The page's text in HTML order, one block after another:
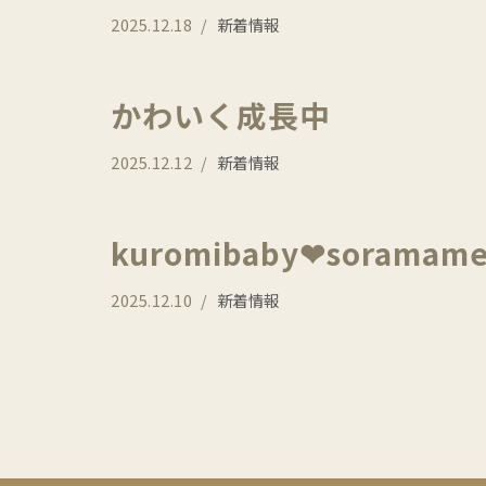
2025.12.18 新着情報
かわいく成長中
2025.12.12 新着情報
2025.12.10 新着情報